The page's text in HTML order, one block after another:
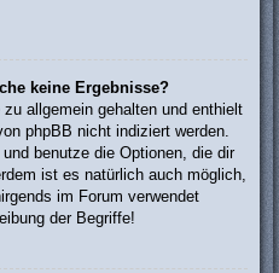
keine Ergebnisse?
allgemein gehalten und enthielt
phpBB nicht indiziert werden.
benutze die Optionen, die dir
ist es natürlich auch möglich,
im Forum verwendet
der Begriffe!